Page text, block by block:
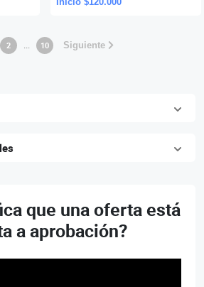
Flux
escuadras magnéticas
2 ... 10 Siguiente
que una oferta está
a aprobación?